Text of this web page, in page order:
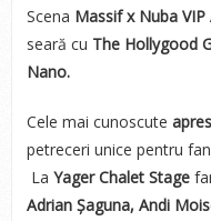
Scena Massif x Nuba
seară cu The Hollygood
Nano.
Cele mai cunoscute
petreceri unice pentru
La Yager Chalet Stage
Adrian Șaguna, Andi